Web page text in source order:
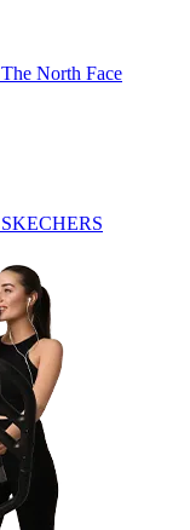
The North Face
SKECHERS